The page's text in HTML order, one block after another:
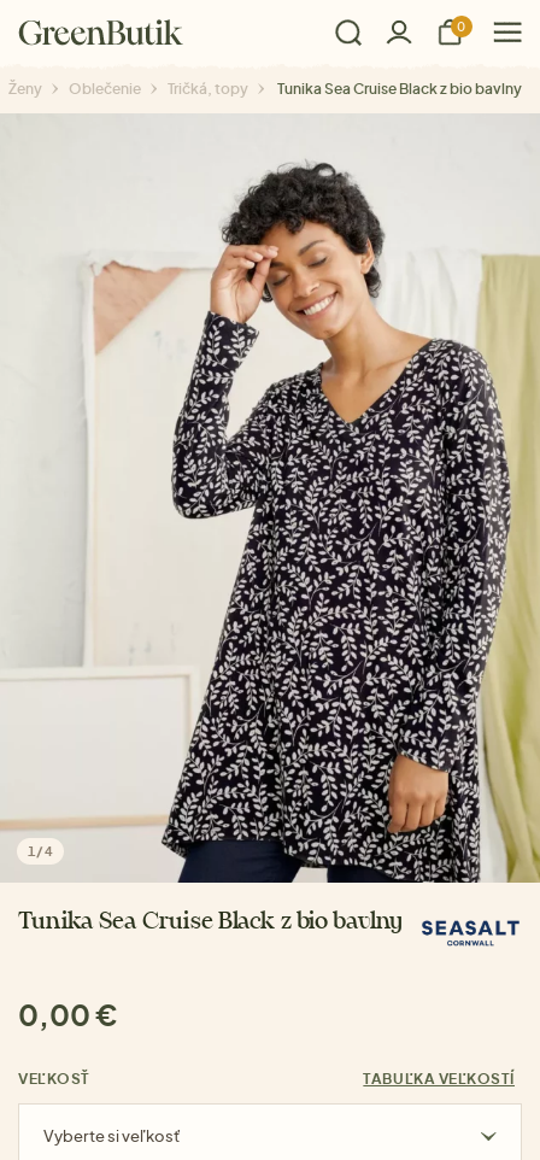
0
Ženy Oblečenie Tričká, topy Tunika Sea Cruise Black z bio bavlny
1 /4
Tunika Sea Cruise Black z bio bavlny
0,00 €
VEĽKOSŤ TABUĽKA VEĽKOSTÍ
Vyberte si veľkosť